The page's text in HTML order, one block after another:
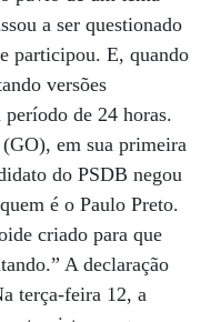
a ser questionado
participou. E, quando
versões
de 24 horas.
em sua primeira
do PSDB negou
é o Paulo Preto.
criado para que
A declaração
terça-feira 12, a